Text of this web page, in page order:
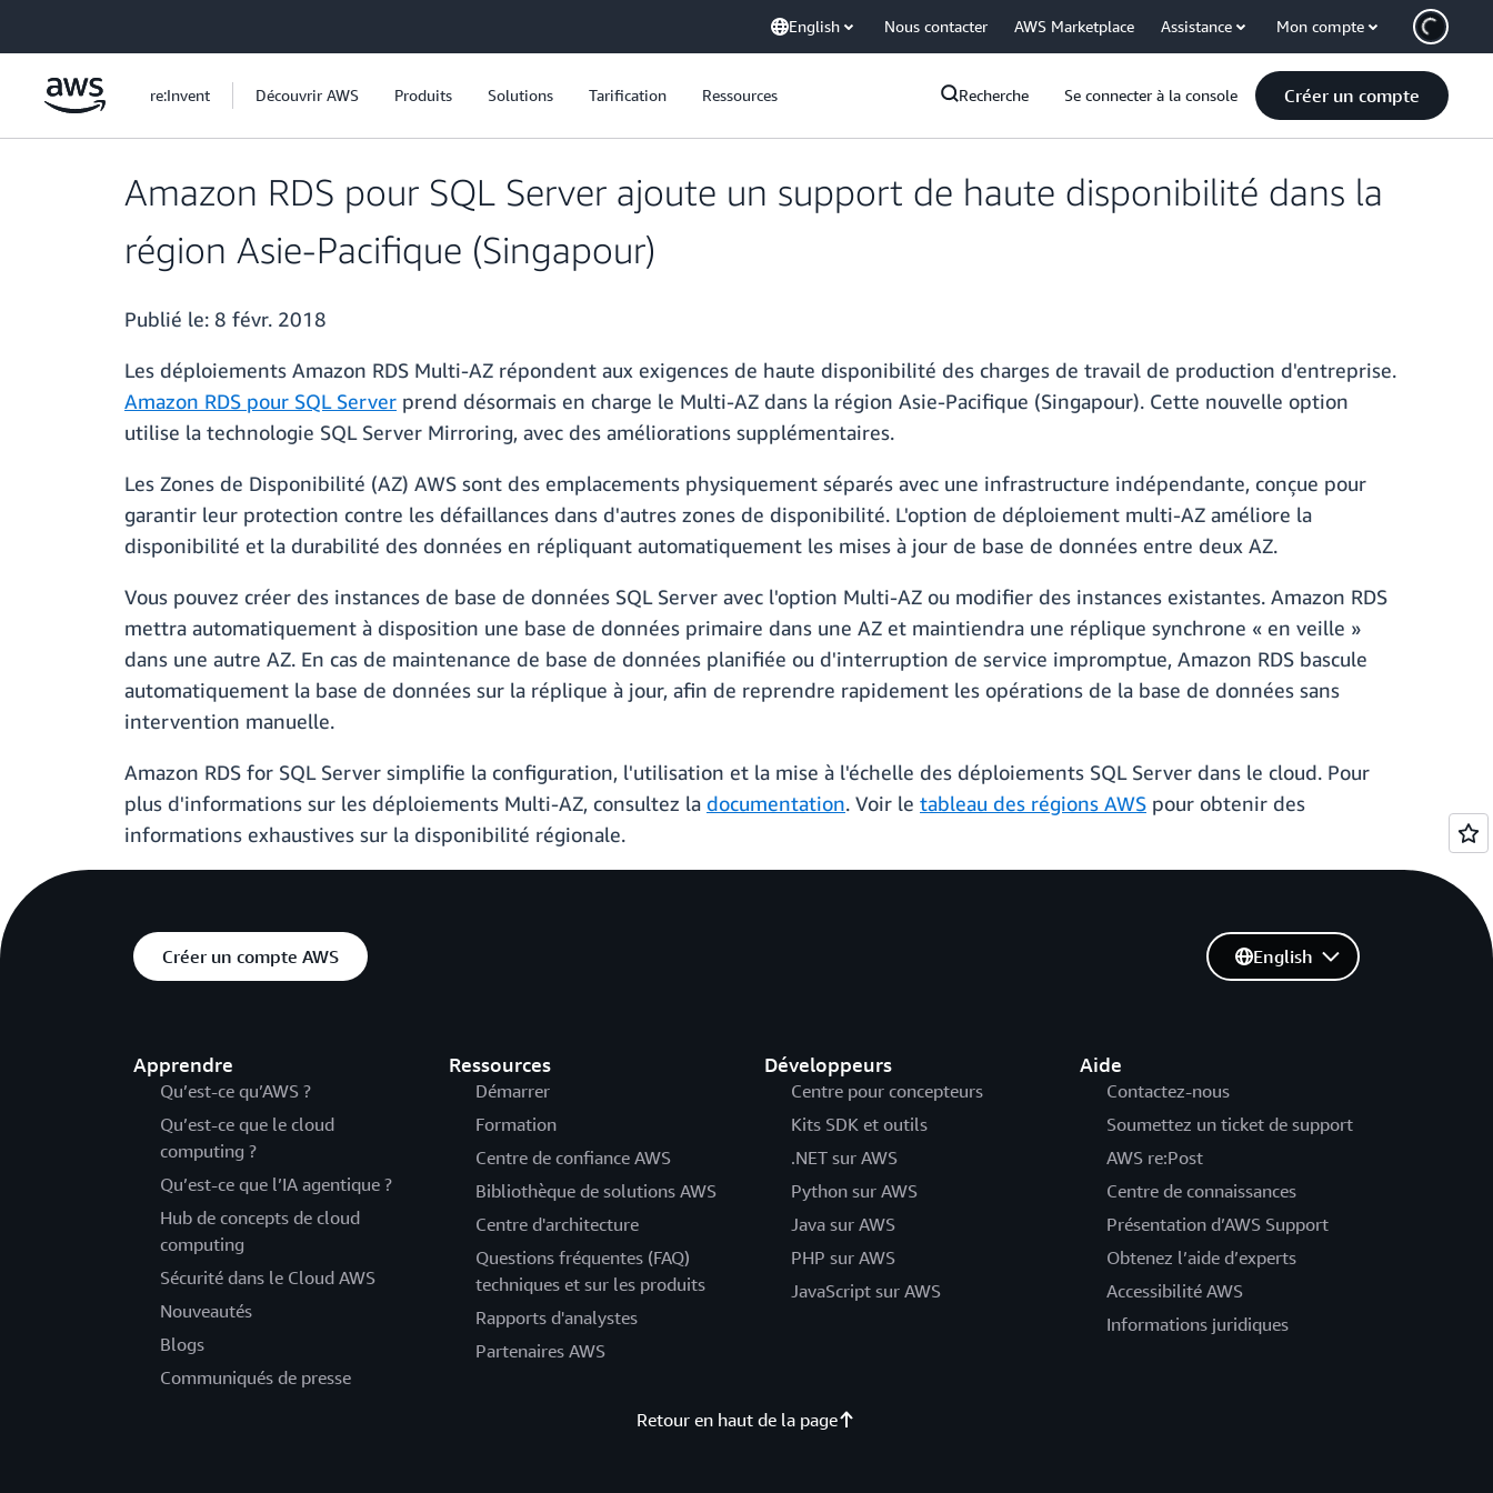
English Nous contacter AWS Marketplace Assistance Mon compte
re:Invent Découvrir AWS Produits Solutions Tarification Ressources Recherche Se connecter à la console Créer un compte
Amazon RDS pour SQL Server ajoute un support de haute disponibilité dans la
région Asie-Pacifique (Singapour)
Publié le: 8 févr. 2018
Les déploiements Amazon RDS Multi-AZ répondent aux exigences de haute disponibilité des charges de travail de production d'entreprise.
Amazon RDS pour SQL Server prend désormais en charge le Multi-AZ dans la région Asie-Pacifique (Singapour). Cette nouvelle option
utilise la technologie SQL Server Mirroring, avec des améliorations supplémentaires.
Les Zones de Disponibilité (AZ) AWS sont des emplacements physiquement séparés avec une infrastructure indépendante, conçue pour
garantir leur protection contre les défaillances dans d'autres zones de disponibilité. L'option de déploiement multi-AZ améliore la
disponibilité et la durabilité des données en répliquant automatiquement les mises à jour de base de données entre deux AZ.
Vous pouvez créer des instances de base de données SQL Server avec l'option Multi-AZ ou modifier des instances existantes. Amazon RDS
mettra automatiquement à disposition une base de données primaire dans une AZ et maintiendra une réplique synchrone « en veille »
dans une autre AZ. En cas de maintenance de base de données planifiée ou d'interruption de service impromptue, Amazon RDS bascule
automatiquement la base de données sur la réplique à jour, afin de reprendre rapidement les opérations de la base de données sans
intervention manuelle.
Amazon RDS for SQL Server simplifie la configuration, l'utilisation et la mise à l'échelle des déploiements SQL Server dans le cloud. Pour
plus d'informations sur les déploiements Multi-AZ, consultez la documentation. Voir le tableau des régions AWS pour obtenir des
informations exhaustives sur la disponibilité régionale.
Créer un compte AWS
Apprendre
Qu’est-ce qu’AWS ?
Qu’est-ce que le cloud
computing ?
Qu’est-ce que l’IA agentique ?
Hub de concepts de cloud
computing
Sécurité dans le Cloud AWS
Nouveautés
Blogs
Communiqués de presse
Ressources
Démarrer
Formation
Centre de confiance AWS
Bibliothèque de solutions AWS
Centre d'architecture
Questions fréquentes (FAQ)
techniques et sur les produits
Rapports d'analystes
Partenaires AWS
Développeurs
Centre pour concepteurs
Kits SDK et outils
.NET sur AWS
Python sur AWS
Java sur AWS
PHP sur AWS
JavaScript sur AWS
Aide
Contactez-nous
Soumettez un ticket de support
AWS re:Post
Centre de connaissances
Présentation d’AWS Support
Obtenez l’aide d’experts
Accessibilité AWS
Informations juridiques
English
Retour en haut de la page